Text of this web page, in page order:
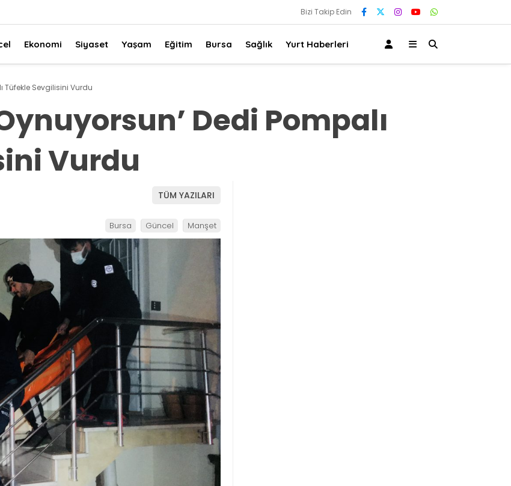
Bizi Takip Edin
Ekonomi Siyaset Yaşam Eğitim Bursa Sağlık Yurt Haberleri
Tüfekle Sevgilisini Vurdu
Dedi Pompalı
Vurdu
TÜM YAZILARI
Bursa Güncel Manşet